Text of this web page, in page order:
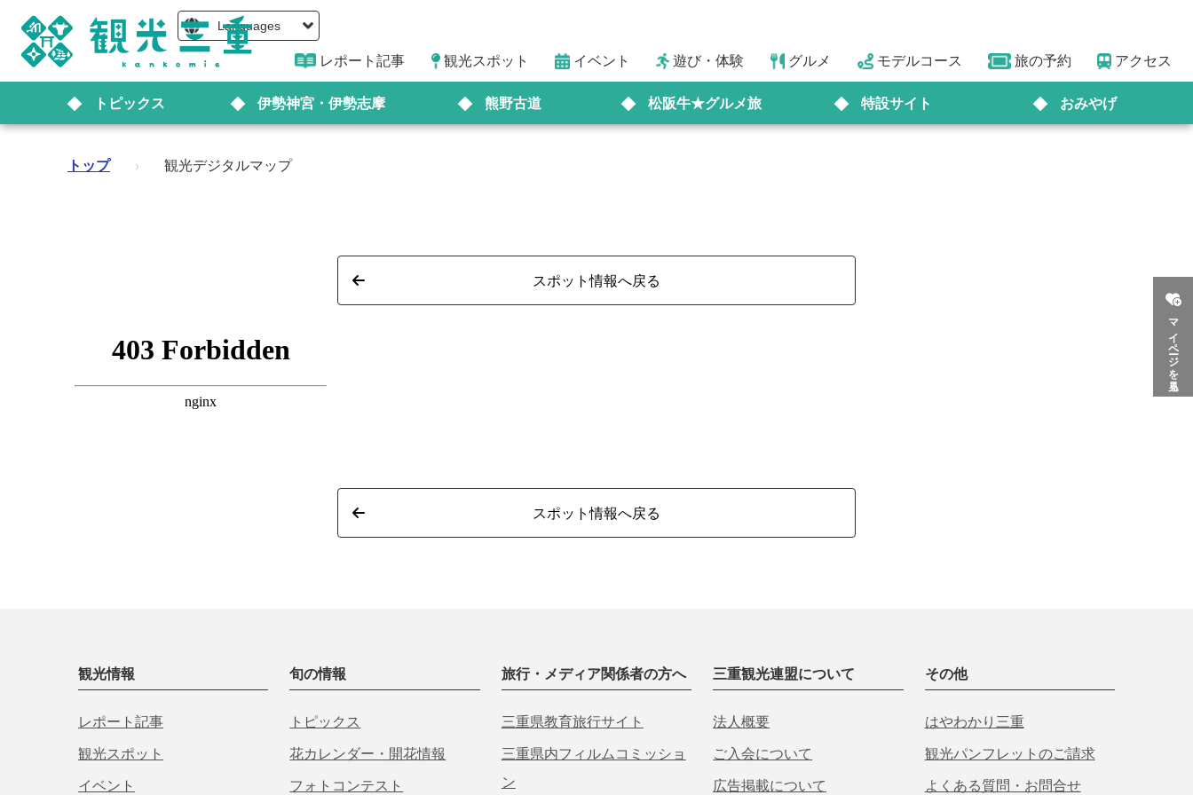
Languages
レポート記事 観光スポット イベント 遊び・体験 グルメ モデルコース 旅の予約 アクセス
トピックス 伊勢神宮・伊勢志摩 熊野古道 松阪牛★グルメ旅 特設サイト おみやげ
マイページを見る
トップ › 観光デジタルマップ
スポット情報へ戻る
スポット情報へ戻る
観光情報
レポート記事
観光スポット
イベント
旬の情報
トピックス
花カレンダー・開花情報
フォトコンテスト
旅行・メディア関係者の方へ
三重県教育旅行サイト
三重県内フィルムコミッショ
ン
三重観光連盟について
法人概要
ご入会について
広告掲載について
その他
はやわかり三重
観光パンフレットのご請求
よくある質問・お問合せ